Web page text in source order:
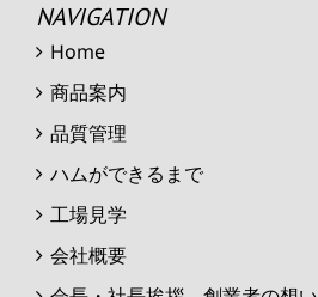
NAVIGATION
Home
商品案内
品質管理
ハムができるまで
工場見学
会社概要